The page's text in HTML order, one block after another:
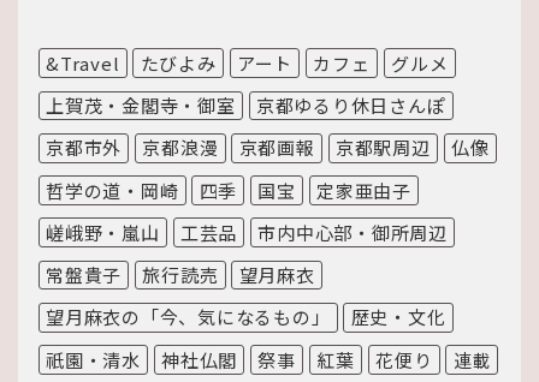
&Travel たびよみ アート カフェ
グルメ
上賀茂・金閣寺・御室
京都ゆるり休日さんぽ
京都市外
京都浪漫 京都画報 京都駅周辺
仏像
哲学の道・岡崎
四季 国宝
定家亜由子
嵯峨野・嵐山
工芸品
市内中心部・御所周辺
常盤貴子
旅行読売
望月麻衣
望月麻衣の「今、気になるもの」
歴史・文化
祇園・清水
神社仏閣 祭事 紅葉 花便り 連載